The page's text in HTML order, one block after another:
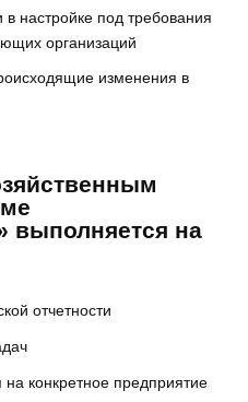
в настройке под требования
организаций
изменения в
выполняется на
отчетности
на конкретное предприятие